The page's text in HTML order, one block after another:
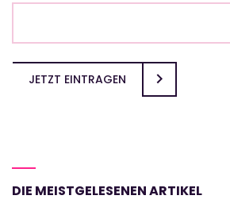
JETZT EINTRAGEN
DIE MEISTGELESENEN ARTIKEL